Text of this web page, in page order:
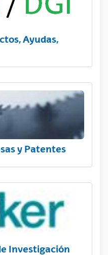
Ayudas,
y Patentes
Investigación